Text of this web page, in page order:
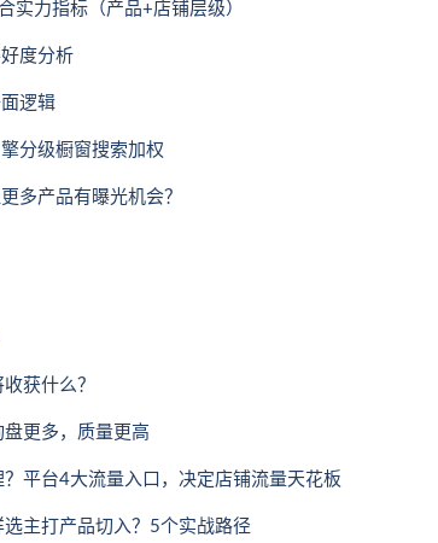
实力指标（产品+店铺层级）
度分析
逻辑
分级橱窗搜索加权
多产品有曝光机会？
获什么？
更多，质量更高
平台4大流量入口，决定店铺流量天花板
主打产品切入？5个实战路径